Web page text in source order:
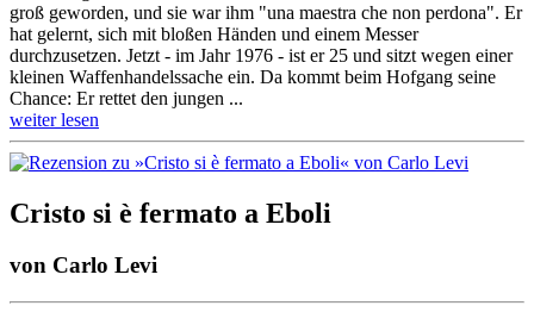
groß geworden, und sie war ihm "una maestra che non perdona". Er
hat gelernt, sich mit bloßen Händen und einem Messer
durchzusetzen. Jetzt - im Jahr 1976 - ist er 25 und sitzt wegen einer
kleinen Waffenhandelssache ein. Da kommt beim Hofgang seine
Chance: Er rettet den jungen ...
weiter lesen
Cristo si è fermato a Eboli
von Carlo Levi